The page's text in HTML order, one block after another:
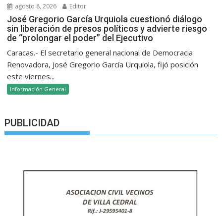
agosto 8, 2026 Editor
José Gregorio García Urquiola cuestionó diálogo
sin liberación de presos políticos y advierte riesgo
de “prolongar el poder” del Ejecutivo
Caracas.- El secretario general nacional de Democracia
Renovadora, José Gregorio García Urquiola, fijó posición
este viernes...
Información General
PUBLICIDAD